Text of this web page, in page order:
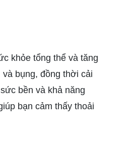
khỏe tổng thể và tăng
bụng, đồng thời cải
bền và khả năng
bạn cảm thấy thoải